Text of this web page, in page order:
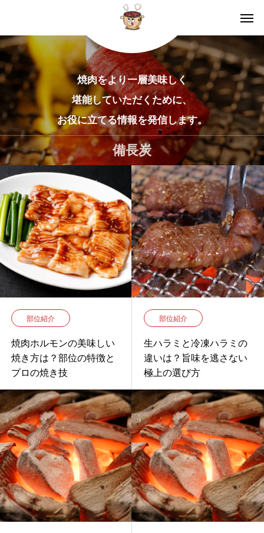
焼肉をより一層美味しく
堪能していただくために、
お役に立てる情報を発信します。
備長炭
部位紹介
焼肉ホルモンの美味しい
焼き方は？部位の特徴と
プロの焼き技
部位紹介
生ハラミと冷凍ハラミの
違いは？旨味を逃さない
極上の選び方